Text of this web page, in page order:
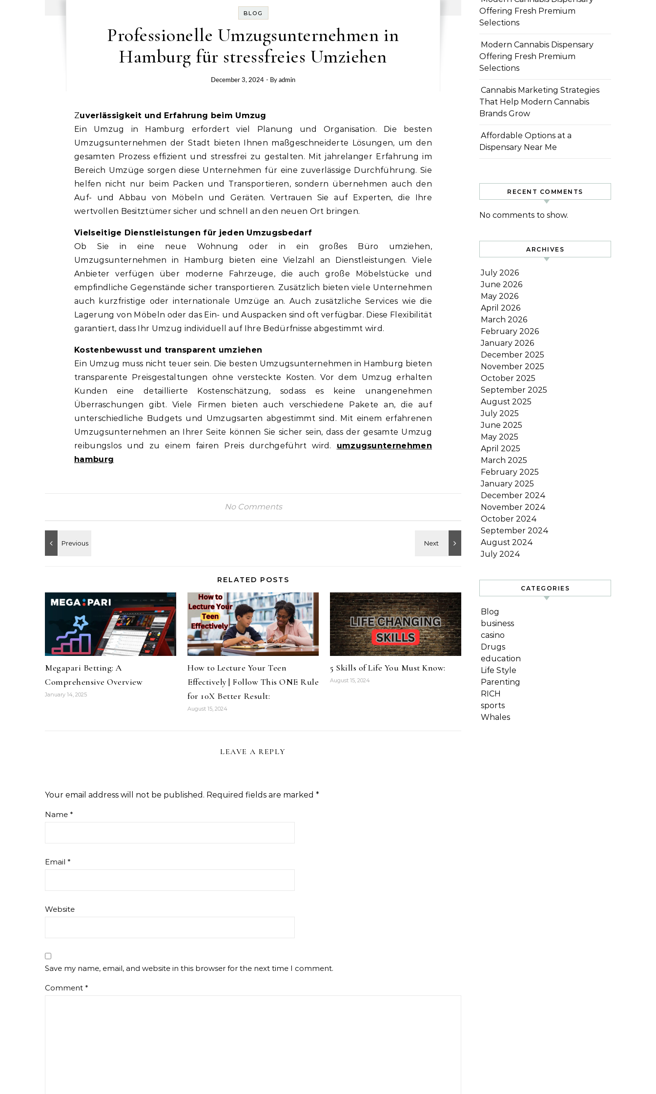
BLOG
Professionelle Umzugsunternehmen in
Hamburg für stressfreies Umziehen
December 3, 2024 - By admin
Zuverlässigkeit und Erfahrung beim Umzug
Ein Umzug in Hamburg erfordert viel Planung und Organisation. Die besten
Umzugsunternehmen der Stadt bieten Ihnen maßgeschneiderte Lösungen, um den
gesamten Prozess effizient und stressfrei zu gestalten. Mit jahrelanger Erfahrung im
Bereich Umzüge sorgen diese Unternehmen für eine zuverlässige Durchführung. Sie
helfen nicht nur beim Packen und Transportieren, sondern übernehmen auch den
Auf- und Abbau von Möbeln und Geräten. Vertrauen Sie auf Experten, die Ihre
wertvollen Besitztümer sicher und schnell an den neuen Ort bringen.
Vielseitige Dienstleistungen für jeden Umzugsbedarf
Ob Sie in eine neue Wohnung oder in ein großes Büro umziehen,
Umzugsunternehmen in Hamburg bieten eine Vielzahl an Dienstleistungen. Viele
Anbieter verfügen über moderne Fahrzeuge, die auch große Möbelstücke und
empfindliche Gegenstände sicher transportieren. Zusätzlich bieten viele Unternehmen
auch kurzfristige oder internationale Umzüge an. Auch zusätzliche Services wie die
Lagerung von Möbeln oder das Ein- und Auspacken sind oft verfügbar. Diese Flexibilität
garantiert, dass Ihr Umzug individuell auf Ihre Bedürfnisse abgestimmt wird.
Kostenbewusst und transparent umziehen
Ein Umzug muss nicht teuer sein. Die besten Umzugsunternehmen in Hamburg bieten
transparente Preisgestaltungen ohne versteckte Kosten. Vor dem Umzug erhalten
Kunden eine detaillierte Kostenschätzung, sodass es keine unangenehmen
Überraschungen gibt. Viele Firmen bieten auch verschiedene Pakete an, die auf
unterschiedliche Budgets und Umzugsarten abgestimmt sind. Mit einem erfahrenen
Umzugsunternehmen an Ihrer Seite können Sie sicher sein, dass der gesamte Umzug
reibungslos und zu einem fairen Preis durchgeführt wird. umzugsunternehmen
hamburg
No Comments
RELATED POSTS
Megapari Betting: A
Comprehensive Overview
January 14, 2025
How to Lecture Your Teen
Effectively | Follow This ONE Rule
for 10X Better Result:
August 15, 2024
5 Skills of Life You Must Know:
August 15, 2024
LEAVE A REPLY
Your email address will not be published. Required fields are marked *
Name *
Email *
Website
Save my name, email, and website in this browser for the next time I comment.
Comment *
Offering Fresh Premium
Selections
Modern Cannabis Dispensary
Offering Fresh Premium
Selections
Cannabis Marketing Strategies
That Help Modern Cannabis
Brands Grow
Affordable Options at a
Dispensary Near Me
RECENT COMMENTS
No comments to show.
ARCHIVES
July 2026
June 2026
May 2026
April 2026
March 2026
February 2026
January 2026
December 2025
November 2025
October 2025
September 2025
August 2025
July 2025
June 2025
May 2025
April 2025
March 2025
February 2025
January 2025
December 2024
November 2024
October 2024
September 2024
August 2024
July 2024
CATEGORIES
Blog
business
casino
Drugs
education
Life Style
Parenting
RICH
sports
Whales